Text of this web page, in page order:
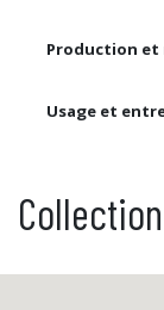
Production et
Usage et